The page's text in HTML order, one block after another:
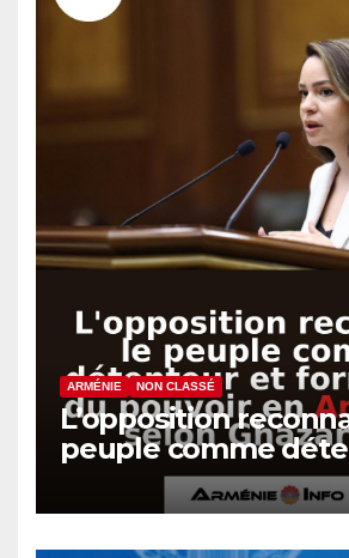
ARMÉNIE NON CLASSÉ
L’opposition
peuple comme
formateur du
Arménie, selon